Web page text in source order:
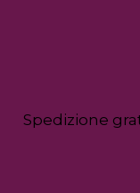
Spedizione